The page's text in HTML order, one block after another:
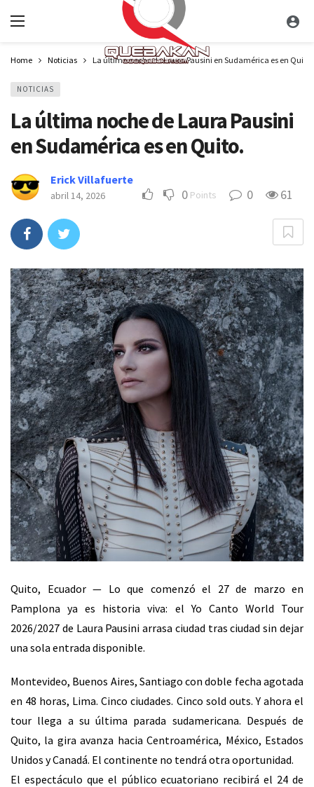
Home Noticias La última noche de Laura Pausini en Sudamérica es en Quito.
NOTICIAS
La última noche de Laura Pausini
en Sudamérica es en Quito.
Erick Villafuerte
abril 14, 2026 0 Points 0 61
Quito, Ecuador — Lo que comenzó el 27 de marzo en
Pamplona ya es historia viva: el Yo Canto World Tour
2026/2027 de Laura Pausini arrasa ciudad tras ciudad sin dejar
una sola entrada disponible.
Montevideo, Buenos Aires, Santiago con doble fecha agotada
en 48 horas, Lima. Cinco ciudades. Cinco sold outs. Y ahora el
tour llega a su última parada sudamericana. Después de
Quito, la gira avanza haciaCentroamérica, México, Estados
Unidos y Canadá. El continente no tendrá otra oportunidad.
El espectáculo que el público ecuatoriano recibirá el 24 de